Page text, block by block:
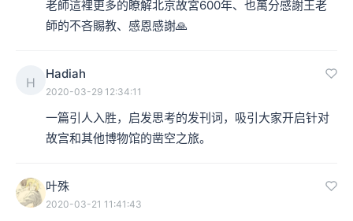
老師這裡更多的瞭解北京故宮600年、也萬分感謝王老
師的不吝賜教、感恩感謝🙏
H
Hadiah
2020-03-29 12:34:11
一篇引人入胜，启发思考的发刊词，吸引大家开启针对
故宫和其他博物馆的凿空之旅。
叶殊
2020-03-21 11:41:43